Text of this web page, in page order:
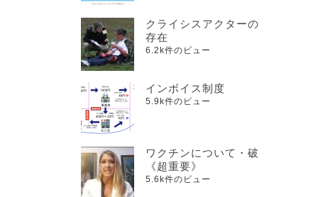
クライシスアクターの
存在
6.2k件のビュー
インボイス制度
5.9k件のビュー
ワクチンについて・破
《超重要》
5.6k件のビュー